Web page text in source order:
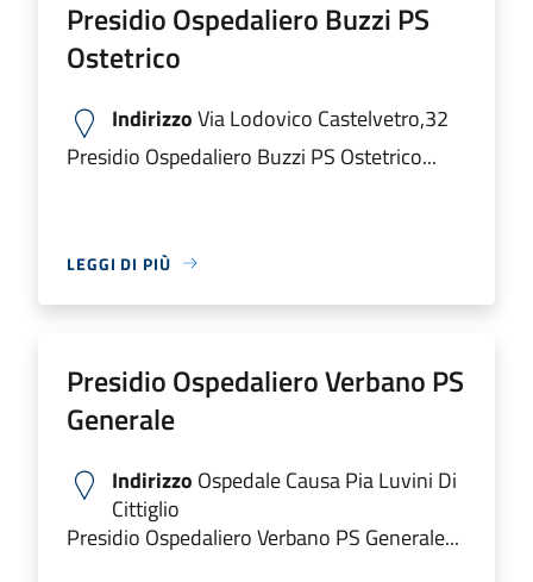
Presidio Ospedaliero Buzzi PS
Ostetrico
IndirizzoVia Lodovico Castelvetro,32
Presidio Ospedaliero Buzzi PS Ostetrico...
LEGGI DI PIÙ
Presidio Ospedaliero Verbano PS
Generale
Indirizzo Ospedale Causa Pia Luvini Di
Cittiglio
Presidio Ospedaliero Verbano PS Generale...